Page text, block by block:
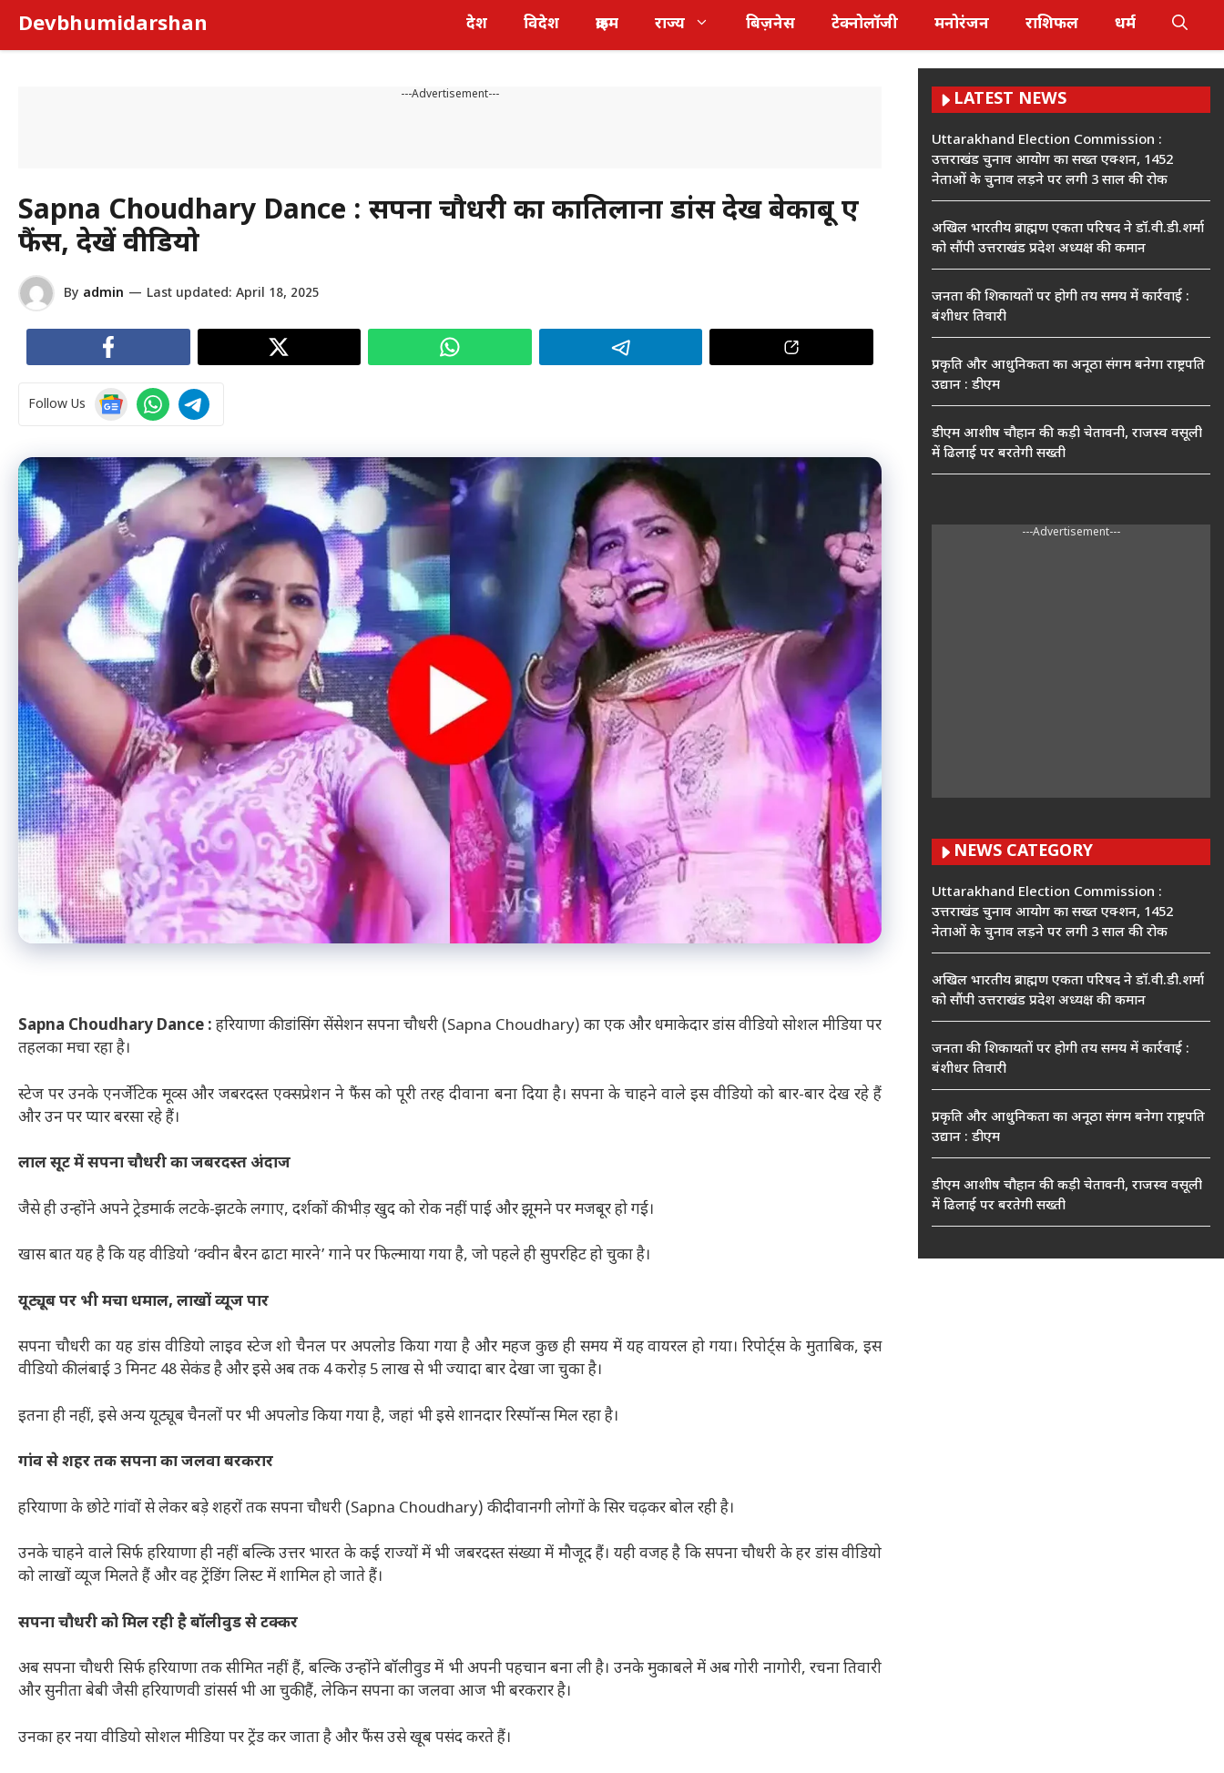
content
Devbhumidarshan देश विदेश क्राइम राज्य बिज़नेस टेक्नोलॉजी मनोरंजन राशिफल धर्म
---Advertisement---
Sapna Choudhary Dance : सपना चौधरी का कातिलाना डांस देख बेकाबू हुए
फैंस, देखें वीडियो
By admin — Last updated: April 18, 2025
Follow Us
Sapna Choudhary Dance : हरियाणा की डांसिंग सेंसेशन सपना चौधरी (Sapna Choudhary) का एक और धमाकेदार डांस वीडियो सोशल मीडिया पर
तहलका मचा रहा है।
स्टेज पर उनके एनर्जेटिक मूव्स और जबरदस्त एक्सप्रेशन ने फैंस को पूरी तरह दीवाना बना दिया है। सपना के चाहने वाले इस वीडियो को बार-बार देख रहे हैं
और उन पर प्यार बरसा रहे हैं।
लाल सूट में सपना चौधरी का जबरदस्त अंदाज
जैसे ही उन्होंने अपने ट्रेडमार्क लटके-झटके लगाए, दर्शकों की भीड़ खुद को रोक नहीं पाई और झूमने पर मजबूर हो गई।
खास बात यह है कि यह वीडियो ‘क्वीन बैरन ढाटा मारने’ गाने पर फिल्माया गया है, जो पहले ही सुपरहिट हो चुका है।
यूट्यूब पर भी मचा धमाल, लाखों व्यूज पार
सपना चौधरी का यह डांस वीडियो लाइव स्टेज शो चैनल पर अपलोड किया गया है और महज कुछ ही समय में यह वायरल हो गया। रिपोर्ट्स के मुताबिक, इस
वीडियो की लंबाई 3 मिनट 48 सेकंड है और इसे अब तक 4 करोड़ 5 लाख से भी ज्यादा बार देखा जा चुका है।
इतना ही नहीं, इसे अन्य यूट्यूब चैनलों पर भी अपलोड किया गया है, जहां भी इसे शानदार रिस्पॉन्स मिल रहा है।
गांव से शहर तक सपना का जलवा बरकरार
हरियाणा के छोटे गांवों से लेकर बड़े शहरों तक सपना चौधरी (Sapna Choudhary) की दीवानगी लोगों के सिर चढ़कर बोल रही है।
उनके चाहने वाले सिर्फ हरियाणा ही नहीं बल्कि उत्तर भारत के कई राज्यों में भी जबरदस्त संख्या में मौजूद हैं। यही वजह है कि सपना चौधरी के हर डांस वीडियो
को लाखों व्यूज मिलते हैं और वह ट्रेंडिंग लिस्ट में शामिल हो जाते हैं।
सपना चौधरी को मिल रही है बॉलीवुड से टक्कर
अब सपना चौधरी सिर्फ हरियाणा तक सीमित नहीं हैं, बल्कि उन्होंने बॉलीवुड में भी अपनी पहचान बना ली है। उनके मुकाबले में अब गोरी नागोरी, रचना तिवारी
और सुनीता बेबी जैसी हरियाणवी डांसर्स भी आ चुकी हैं, लेकिन सपना का जलवा आज भी बरकरार है।
उनका हर नया वीडियो सोशल मीडिया पर ट्रेंड कर जाता है और फैंस उसे खूब पसंद करते हैं।
LATEST NEWS
Uttarakhand Election Commission :
उत्तराखंड चुनाव आयोग का सख्त एक्शन, 1452
नेताओं के चुनाव लड़ने पर लगी 3 साल की रोक
अखिल भारतीय ब्राह्मण एकता परिषद ने डॉ.वी.डी.शर्मा
को सौंपी उत्तराखंड प्रदेश अध्यक्ष की कमान
जनता की शिकायतों पर होगी तय समय में कार्रवाई :
बंशीधर तिवारी
प्रकृति और आधुनिकता का अनूठा संगम बनेगा राष्ट्रपति
उद्यान : डीएम
डीएम आशीष चौहान की कड़ी चेतावनी, राजस्व वसूली
में ढिलाई पर बरतेगी सख्ती
---Advertisement---
NEWS CATEGORY
Uttarakhand Election Commission :
उत्तराखंड चुनाव आयोग का सख्त एक्शन, 1452
नेताओं के चुनाव लड़ने पर लगी 3 साल की रोक
अखिल भारतीय ब्राह्मण एकता परिषद ने डॉ.वी.डी.शर्मा
को सौंपी उत्तराखंड प्रदेश अध्यक्ष की कमान
जनता की शिकायतों पर होगी तय समय में कार्रवाई :
बंशीधर तिवारी
प्रकृति और आधुनिकता का अनूठा संगम बनेगा राष्ट्रपति
उद्यान : डीएम
डीएम आशीष चौहान की कड़ी चेतावनी, राजस्व वसूली
में ढिलाई पर बरतेगी सख्ती